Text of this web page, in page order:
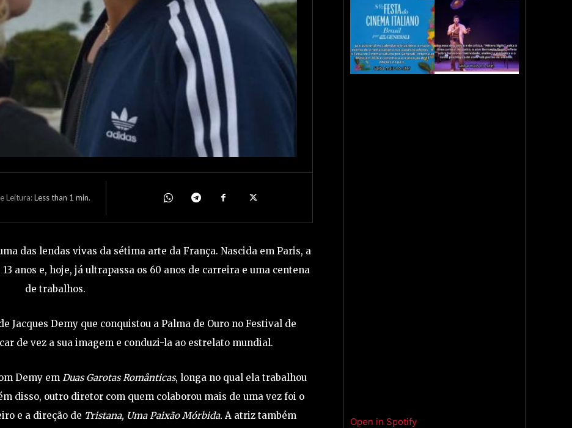
Leitura:Less than 1 min.
das lendas vivas da sétima arte da França. Nascida em Paris, a
anos e, hoje, já ultrapassa os 60 anos de carreira e uma centena
de trabalhos.
Jacques Demy que conquistou a Palma de Ouro no Festival de
de vez a sua imagem e conduzi-la ao estrelato mundial.
Demy em Duas Garotas Românticas, longa no qual ela trabalhou
disso, outro diretor com quem colaborou mais de uma vez foi o
e a direção de Tristana, Uma Paixão Mórbida. A atriz também
Open in Spotify